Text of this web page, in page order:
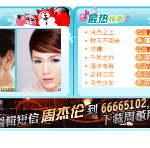
你太多，只有给你五千万：千
要平安！千万要知足！千万不
[圣诞节]不只这样的日子才会想
能正大光明地骚扰你,告诉你,圣
都要快乐噢!
[圣诞节]
奉上一颗祝福的心,在
如意,快乐,鲜花,一切美好的祝愿
[元旦]
看到你我会触电；看不到
断电。爱你是我职业，想你是
你是我专业！水晶之恋祝你新年
[元旦]如果上天让我许三个愿望
起；二是再生再世和你在一起
离。水晶之恋祝你新年快乐
[元旦]当我狠下心扭头离去那一
泣，这痛楚让我明白我多么爱
月亮之上
秋天不回来
求佛
千里之外
香水有毒
吉祥三宝
天竺少女